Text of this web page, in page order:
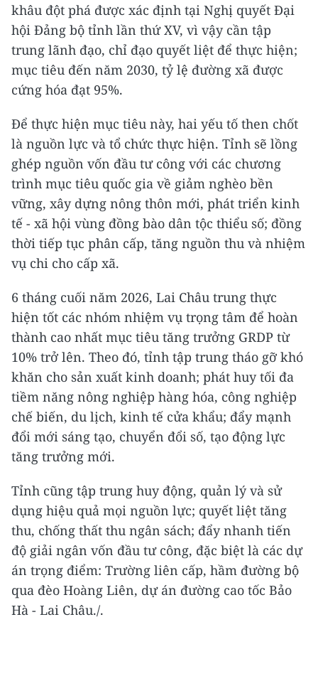
khâu đột phá được xác định tại Nghị quyết Đại
hội Đảng bộ tỉnh lần thứ XV, vì vậy cần tập
trung lãnh đạo, chỉ đạo quyết liệt để thực hiện;
mục tiêu đến năm 2030, tỷ lệ đường xã được
cứng hóa đạt 95%.
Để thực hiện mục tiêu này, hai yếu tố then chốt
là nguồn lực và tổ chức thực hiện. Tỉnh sẽ lồng
ghép nguồn vốn đầu tư công với các chương
trình mục tiêu quốc gia về giảm nghèo bền
vững, xây dựng nông thôn mới, phát triển kinh
tế - xã hội vùng đồng bào dân tộc thiểu số; đồng
thời tiếp tục phân cấp, tăng nguồn thu và nhiệm
vụ chi cho cấp xã.
6 tháng cuối năm 2026, Lai Châu trung thực
hiện tốt các nhóm nhiệm vụ trọng tâm để hoàn
thành cao nhất mục tiêu tăng trưởng GRDP từ
10% trở lên. Theo đó, tỉnh tập trung tháo gỡ khó
khăn cho sản xuất kinh doanh; phát huy tối đa
tiềm năng nông nghiệp hàng hóa, công nghiệp
chế biến, du lịch, kinh tế cửa khẩu; đẩy mạnh
đổi mới sáng tạo, chuyển đổi số, tạo động lực
tăng trưởng mới.
Tỉnh cũng tập trung huy động, quản lý và sử
dụng hiệu quả mọi nguồn lực; quyết liệt tăng
thu, chống thất thu ngân sách; đẩy nhanh tiến
độ giải ngân vốn đầu tư công, đặc biệt là các dự
án trọng điểm: Trường liên cấp, hầm đường bộ
qua đèo Hoàng Liên, dự án đường cao tốc Bảo
Hà - Lai Châu./.